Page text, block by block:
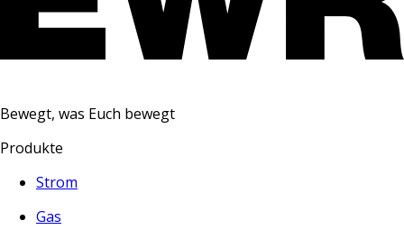
Bewegt, was Euch bewegt
Produkte
Strom
Gas